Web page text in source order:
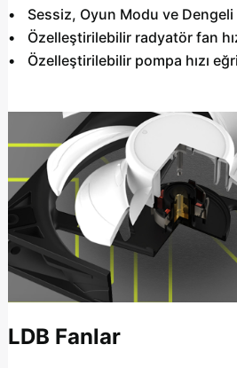
Sessiz, Oyun Modu ve
Özelleştirilebilir radyatör fan
Özelleştirilebilir pompa hızı
LDB Fanlar